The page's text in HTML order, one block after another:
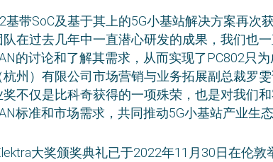
基带SoC及基于其上的5G小基站解决方案再次
在过去几年中一直潜心研发的成果，我们也
的讨论和了解其需求，从而实现了PC802只
州）有限公司市场营销与业务拓展副总裁罗
不仅是比科奇获得的一项殊荣，也是对我们
标准和市场需求，共同推动5G小基站产业生
大奖颁奖典礼已于2022年11月30日在伦